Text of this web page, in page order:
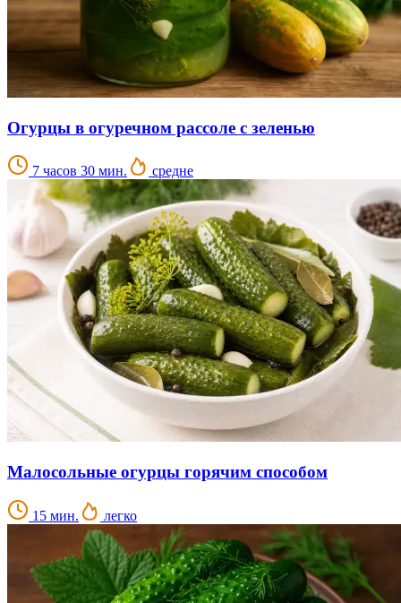
Огурцы в огуречном рассоле с зеленью
7 часов 30 мин. средне
Малосольные огурцы горячим способом
15 мин. легко